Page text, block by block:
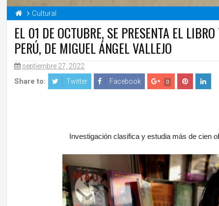
Cultural
EL 01 DE OCTUBRE, SE PRESENTA EL
PERÚ, DE MIGUEL ÁNGEL VALLEJO
septiembre 27, 2022
Share to: Twitter Facebook 0
Investigación clasifica y estudia más de cien